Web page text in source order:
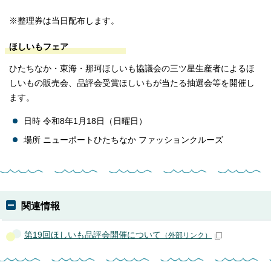
※整理券は当日配布します。
ほしいもフェア
ひたちなか・東海・那珂ほしいも協議会の三ツ星生産者によるほ
しいもの販売会、品評会受賞ほしいもが当たる抽選会等を開催し
ます。
日時 令和8年1月18日（日曜日）
場所 ニューポートひたちなか ファッションクルーズ
関連情報
第19回ほしいも品評会開催について （外部リンク）